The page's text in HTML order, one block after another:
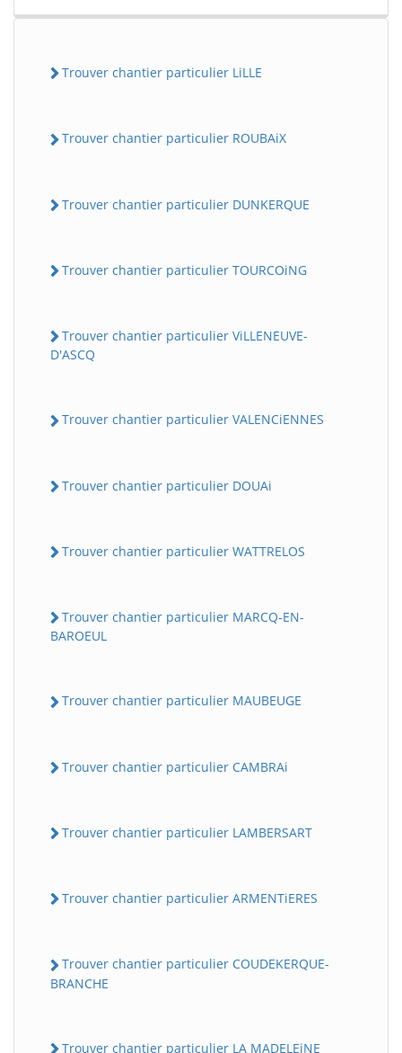
Trouver chantier particulier LiLLE
Trouver chantier particulier ROUBAiX
Trouver chantier particulier DUNKERQUE
Trouver chantier particulier TOURCOiNG
Trouver chantier particulier ViLLENEUVE-
D'ASCQ
Trouver chantier particulier VALENCiENNES
Trouver chantier particulier DOUAi
Trouver chantier particulier WATTRELOS
Trouver chantier particulier MARCQ-EN-
BAROEUL
Trouver chantier particulier MAUBEUGE
Trouver chantier particulier CAMBRAi
Trouver chantier particulier LAMBERSART
Trouver chantier particulier ARMENTiERES
Trouver chantier particulier COUDEKERQUE-
BRANCHE
Trouver chantier particulier LA MADELEiNE